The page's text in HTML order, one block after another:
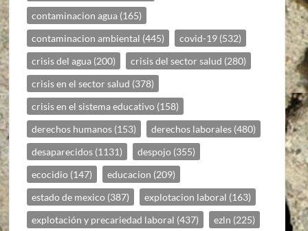
contaminacion agua (165)
contaminacion ambiental (445) covid-19 (532)
crisis del agua (200) crisis del sector salud (280)
crisis en el sector salud (378)
crisis en el sistema educativo (158)
derechos humanos (153) derechos laborales (480)
desaparecidos (1131) despojo (355)
ecocidio (147) educacion (209)
estado de mexico (387) explotacion laboral (163)
explotación y precariedad laboral (437) ezln (225)